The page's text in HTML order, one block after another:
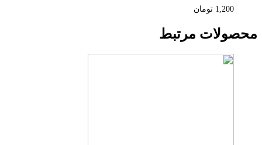
1,200 تومان
محصولات مرتبط